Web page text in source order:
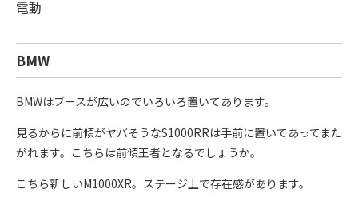
電動
BMW
BMWはブースが広いのでいろいろ置いてあります。
見るからに前傾がヤバそうなS1000RRは手前に置いてあってまた
がれます。こちらは前傾王者となるでしょうか。
こちら新しいM1000XR。ステージ上で存在感があります。